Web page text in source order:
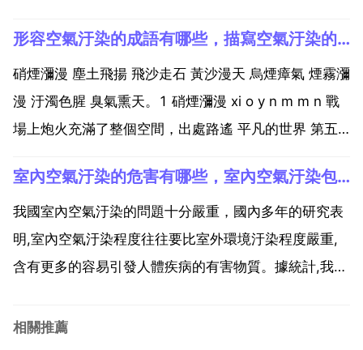
中，可以看到 各種大氣汙染物是通過多種途徑進入人體
的，對人體的影響又是多方面的。而且，其危害也是極
為...
形容空氣汙染的成語有哪些，描寫空氣汙染的詞語有哪些？
硝煙瀰漫 塵土飛揚 飛沙走石 黃沙漫天 烏煙瘴氣 煙霧瀰
漫 汙濁色腥 臭氣熏天。1 硝煙瀰漫 xi o y n m m n 戰
場上炮火充滿了整個空間，出處路遙 平凡的世界 第五
車馬路過所揚起的灰塵在空中久久不散。漫天的塵土。
3 飛...
室內空氣汙染的危害有哪些，室內空氣汙染包括什麼？
我國室內空氣汙染的問題十分嚴重，國內多年的研究表
明,室內空氣汙染程度往往要比室外環境汙染程度嚴重,
含有更多的容易引發人體疾病的有害物質。據統計,我國
額門診數22萬人次,超額急診數430萬人次。我國肺癌
相關推薦